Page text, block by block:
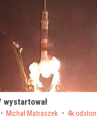
wystartował
byMichał Matraszek 4k odsłon